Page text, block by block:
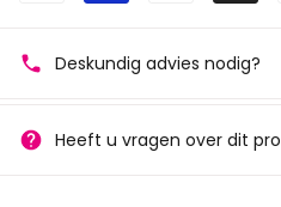
Deskundig advies nodig?
Heeft u vragen over dit